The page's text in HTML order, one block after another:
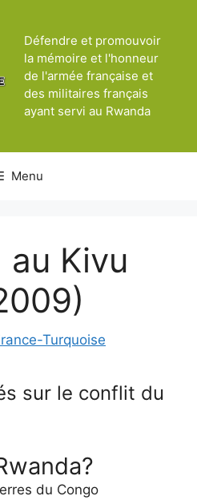
Défendre et promouvoir
la mémoire et l'honneur
de l'armée française et
des militaires français
ayant servi au Rwanda
Menu
Kivu
Turquoise
sur le conflit du
du Congo